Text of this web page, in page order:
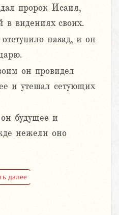
пророк Исаия,
в видениях своих.
назад, и он
он провидел
и утешал сетующих
будущее и
нежели оно
далее